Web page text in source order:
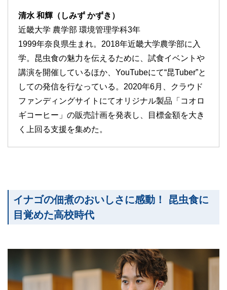
清水 和輝（しみず かずき）
近畿大学 農学部 環境管理学科3年
1999年奈良県生まれ。2018年近畿大学農学部に入
学。昆虫食の魅力を伝えるために、試食イベントや
講演を開催しているほか、YouTubeにて“昆Tuber”と
しての発信を行なっている。2020年6月、クラウド
ファンディングサイトにてオリジナル製品「コオロ
ギコーヒー」の販売計画を発表し、目標金額を大き
く上回る支援を集めた。
イナゴの佃煮のおいしさに感動！ 昆虫食に
目覚めた高校時代